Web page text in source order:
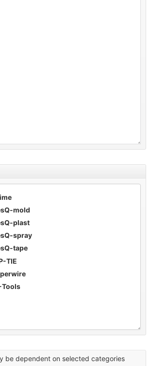
mold
plast
spray
tape
TIE
be dependent on selected categories